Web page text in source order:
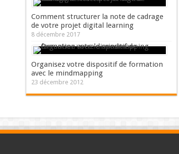
Comment structurer la note de cadrage
de votre projet digital learning
8 décembre 2017
Organisez votre dispositif de formation
avec le mindmapping
23 décembre 2012